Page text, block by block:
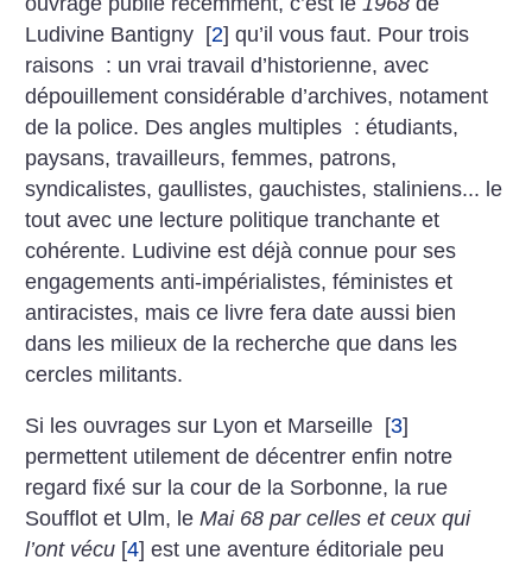
Ludivine Bantigny [2] qu’il vous faut. Pour trois
raisons : un vrai travail d’historienne, avec
dépouillement considérable d’archives, notament
de la police. Des angles multiples : étudiants,
paysans, travailleurs, femmes, patrons,
syndicalistes, gaullistes, gauchistes, staliniens... le
tout avec une lecture politique tranchante et
cohérente. Ludivine est déjà connue pour ses
engagements anti-impérialistes, féministes et
antiracistes, mais ce livre fera date aussi bien
dans les milieux de la recherche que dans les
cercles militants.
Si les ouvrages sur Lyon et Marseille [3]
permettent utilement de décentrer enfin notre
regard fixé sur la cour de la Sorbonne, la rue
Soufflot et Ulm, leMai 68 par celles et ceux qui
l’ont vécu [4] est une aventure éditoriale peu